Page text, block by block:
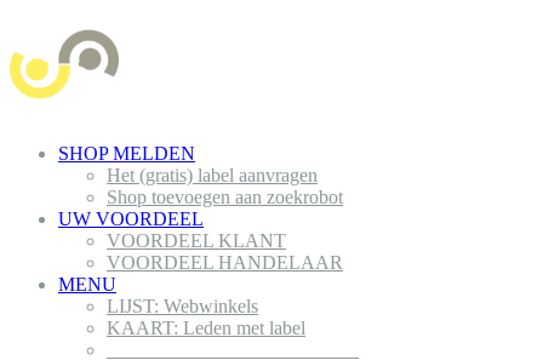
SHOP MELDEN
Het (gratis) label aanvragen
Shop toevoegen aan zoekrobot
UW VOORDEEL
VOORDEEL KLANT
VOORDEEL HANDELAAR
MENU
LIJST: Webwinkels
KAART: Leden met label